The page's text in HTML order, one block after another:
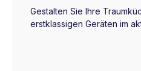
Gestalten Sie Ihre
erstklassigen Geräten im